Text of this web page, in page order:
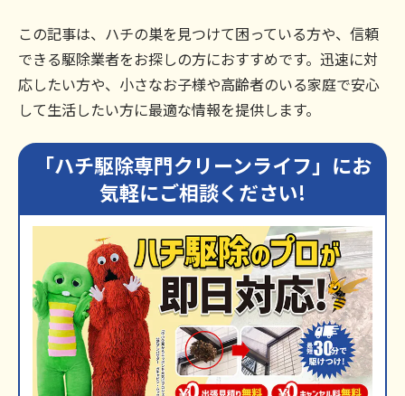
この記事は、ハチの巣を見つけて困っている方や、信頼
できる駆除業者をお探しの方におすすめです。迅速に対
応したい方や、小さなお子様や高齢者のいる家庭で安心
して生活したい方に最適な情報を提供します。
「ハチ駆除専門クリーンライフ」にお
気軽にご相談ください!